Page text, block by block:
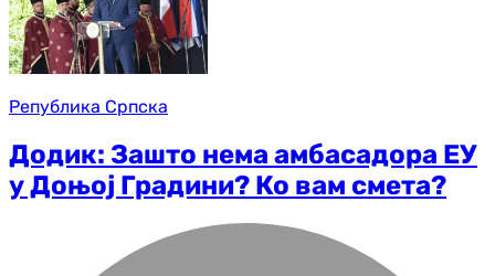
Република Српска
Додик: Зашто нема амбасадора ЕУ
у Доњој Градини? Ко вам смета?